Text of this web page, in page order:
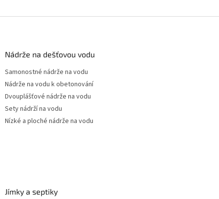
Nádrže na dešťovou vodu
Samonostné nádrže na vodu
Nádrže na vodu k obetonování
Dvouplášťové nádrže na vodu
Sety nádrží na vodu
Nízké a ploché nádrže na vodu
Jímky a septiky